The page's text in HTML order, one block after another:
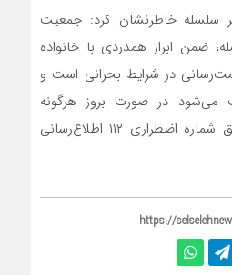
سلسله خاطرنشان کرد: جمعیت
ضمن ابراز همدردی با خانواده
در شرایط بحرانی است و
می‌شود در صورت بروز هرگونه
حادثه، موضوع را از طریق شماره اضطراری ۱۱۲ اطلاع‌رسانی
https://